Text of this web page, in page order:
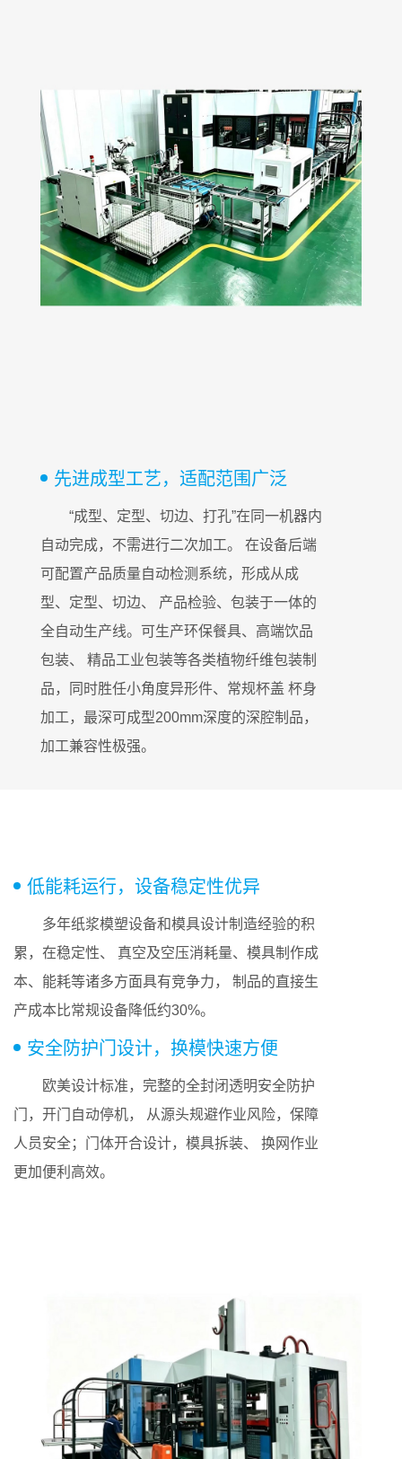
先进成型工艺，适配范围广泛
“成型、定型、切边、打孔”在同一机器内
自动完成，不需进行二次加工。 在设备后端
可配置产品质量自动检测系统，形成从成
型、定型、切边、 产品检验、包装于一体的
全自动生产线。可生产环保餐具、高端饮品
包装、 精品工业包装等各类植物纤维包装制
品，同时胜任小角度异形件、常规杯盖 杯身
加工，最深可成型200mm深度的深腔制品，
加工兼容性极强。
低能耗运行，设备稳定性优异
多年纸浆模塑设备和模具设计制造经验的积
累，在稳定性、 真空及空压消耗量、模具制作成
本、能耗等诸多方面具有竞争力， 制品的直接生
产成本比常规设备降低约30%。
安全防护门设计，换模快速方便
欧美设计标准，完整的全封闭透明安全防护
门，开门自动停机， 从源头规避作业风险，保障
人员安全；门体开合设计，模具拆装、 换网作业
更加便利高效。